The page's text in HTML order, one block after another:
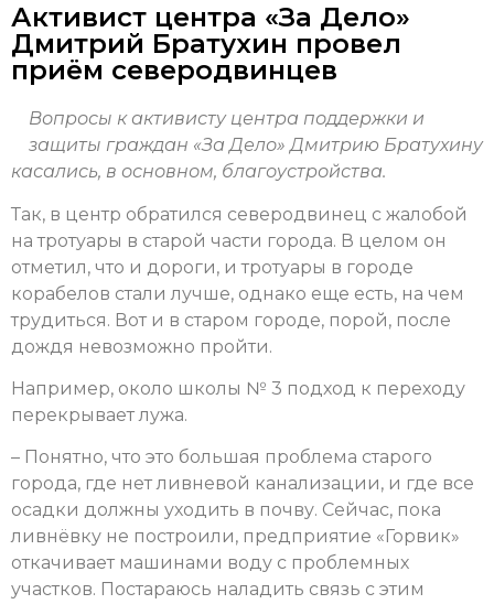
Активист центра «За Дело»
Дмитрий Братухин провел
приём северодвинцев
Вопросы к активисту центра поддержки и
защиты граждан «За Дело» Дмитрию Братухину
касались, в основном, благоустройства.
Так, в центр обратился северодвинец с жалобой
на тротуары в старой части города. В целом он
отметил, что и дороги, и тротуары в городе
корабелов стали лучше, однако еще есть, на чем
трудиться. Вот и в старом городе, порой, после
дождя невозможно пройти.
Например, около школы № 3 подход к переходу
перекрывает лужа.
– Понятно, что это большая проблема старого
города, где нет ливневой канализации, и где все
осадки должны уходить в почву. Сейчас, пока
ливнёвку не построили, предприятие «Горвик»
откачивает машинами воду с проблемных
участков. Постараюсь наладить связь с этим